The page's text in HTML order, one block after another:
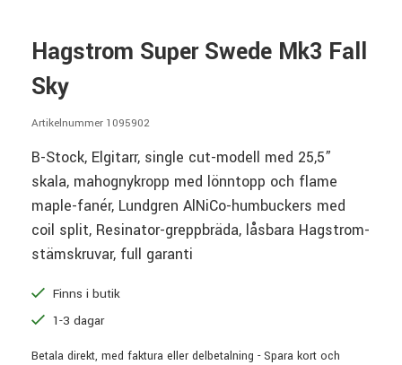
Hagstrom Super Swede Mk3 Fall
Sky
Artikelnummer 1095902
B-Stock, Elgitarr, single cut-modell med 25,5”
skala, mahognykropp med lönntopp och flame
maple-fanér, Lundgren AlNiCo-humbuckers med
coil split, Resinator-greppbräda, låsbara Hagstrom-
stämskruvar, full garanti
Finns i butik
1-3 dagar
Betala direkt, med faktura eller delbetalning - Spara kort och